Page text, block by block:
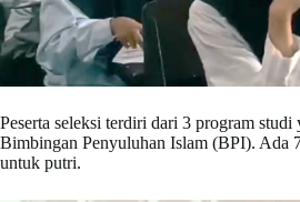
Peserta seleksi terdiri dari 3 program
Bimbingan Penyuluhan Islam (BPI). Ada
untuk putri.